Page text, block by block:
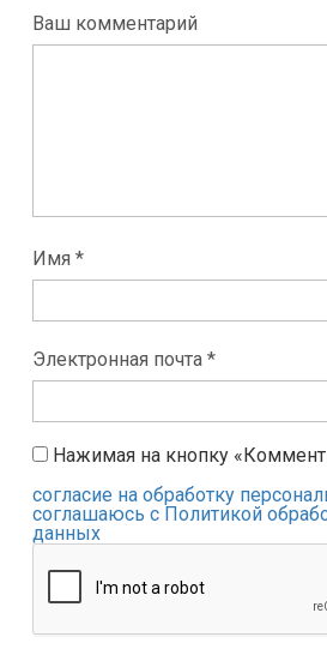
Ваш комментарий
Имя *
Электронная почта *
Нажимая на кнопку
согласие на обработку
соглашаюсь с Политикой
данных